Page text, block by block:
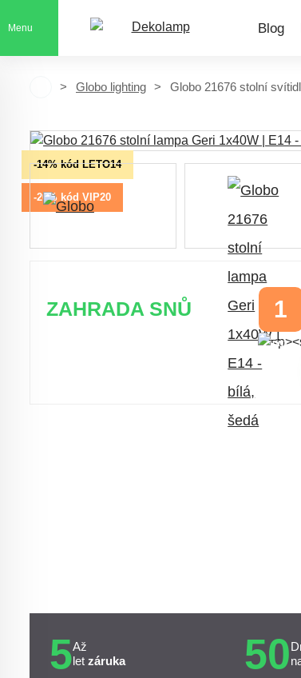
Menu Blog
Globo lighting Globo 21676 stolní
-14% kód LETO14
-20% kód VIP20
ZAHRADA SNŮ 1
DNY
5Až
let záruka 50